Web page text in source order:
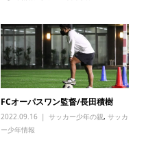
FCオーパスワン監督/長田積樹
2022.09.16 サッカー少年の親,サッカ
ー少年情報